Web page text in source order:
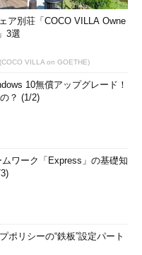
ア別荘「COCO VILLA Owne
3選
VILLA on GOETHE)
10無償アップグレード！
？ (1/2)
ワーク「Express」の基礎知
ポリシーの“鉄板”設定パート